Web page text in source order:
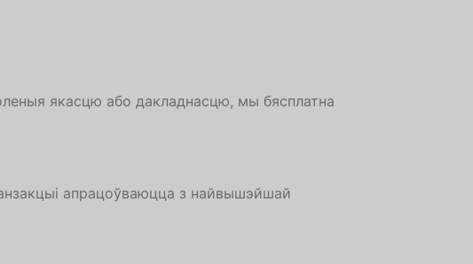
якасцю або дакладнасцю, мы бясплатна
апрацоўваюцца з найвышэйшай